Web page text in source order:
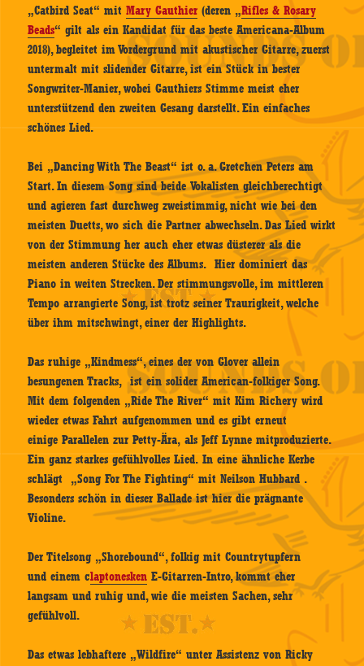
„Catbird Seat“ mitMary Gauthier (deren „Rifles & Rosary
Beads“ gilt als ein Kandidat für das beste Americana-Album
2018), begleitet im Vordergrund mit akustischer Gitarre, zuerst
untermalt mit slidender Gitarre, ist ein Stück in bester
Songwriter-Manier, wobei Gauthiers Stimme meist eher
unterstützend den zweiten Gesang darstellt. Ein einfaches
schönes Lied.
Bei „Dancing With The Beast“ ist o. a. Gretchen Peters am
Start. In diesem Song sind beide Vokalisten gleichberechtigt
und agieren fast durchweg zweistimmig, nicht wie bei den
meisten Duetts, wo sich die Partner abwechseln. Das Lied wirkt
von der Stimmung her auch eher etwas düsterer als die
meisten anderen Stücke des Albums. Hier dominiert das
Piano in weiten Strecken. Der stimmungsvolle, im mittleren
Tempo arrangierte Song, ist trotz seiner Traurigkeit, welche
über ihm mitschwingt, einer der Highlights.
Das ruhige „Kindmess“, eines der von Glover allein
besungenen Tracks, ist ein solider American-folkiger Song.
Mit dem folgenden „Ride The River“ mit Kim Richery wird
wieder etwas Fahrt aufgenommen und es gibt erneut
einige Parallelen zur Petty-Ära, als Jeff Lynne mitproduzierte.
Ein ganz starkes gefühlvolles Lied. In eine ähnliche Kerbe
schlägt „Song For The Fighting“ mit Neilson Hubbard .
Besonders schön in dieser Ballade ist hier die prägnante
Violine.
Der Titelsong „Shorebound“, folkig mit Countrytupfern
und einem claptonesken E-Gitarren-Intro, kommt eher
langsam und ruhig und, wie die meisten Sachen, sehr
gefühlvoll.
Das etwas lebhaftere „Wildfire“ unter Assistenz von Ricky